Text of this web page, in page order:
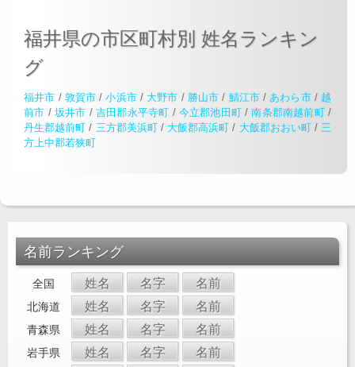
福井県の市区町村別 姓名ランキン
グ
福井市 / 敦賀市 /小浜市/ 大野市 / 勝山市 / 鯖江市/ あわら市/ 越
前市 / 坂井市 / 吉田郡永平寺町 / 今立郡池田町 /南条郡南越前町/
丹生郡越前町 / 三方郡美浜町/ 大飯郡高浜町 / 大飯郡おおい町/ 三
方上中郡若狭町
名前ランキング
全国 姓名 名字 名前
北海道 姓名 名字 名前
青森県 姓名 名字 名前
岩手県 姓名 名字 名前